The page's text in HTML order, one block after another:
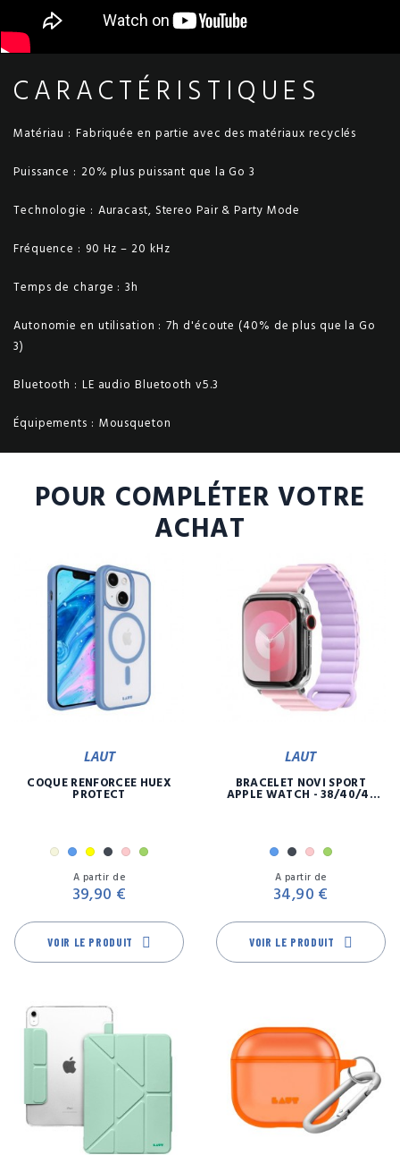
CARACTÉRISTIQUES
Matériau : Fabriquée en partie avec des matériaux recyclés
Puissance : 20% plus puissant que la Go 3
Technologie : Auracast, Stereo Pair & Party Mode
Fréquence : 90 Hz – 20 kHz
Temps de charge : 3h
Autonomie en utilisation : 7h d'écoute (40% de plus que la Go
3)
Bluetooth : LE audio Bluetooth v5.3
Équipements : Mousqueton
POUR COMPLÉTER VOTRE
ACHAT
LAUT
COQUE RENFORCÉE HUEX
PROTECT
Beige
BleuJaune
NoirRoseVert
A partir de
39,90 €
VOIR LE PRODUIT
LAUT
BRACELET NOVI SPORT
APPLE WATCH - 38/40/41
BleuNoirRoseVert
A partir de
34,90 €
VOIR LE PRODUIT